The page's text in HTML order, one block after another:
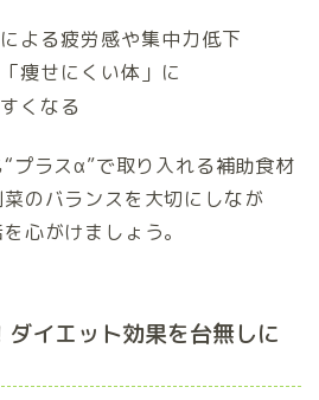
よる疲労感や集中力低下
痩せにくい体」に
くなる
プラスα”で取り入れる補助食材
のバランスを大切にしなが
心がけましょう。
イエット効果を台無しに